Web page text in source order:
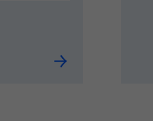
ALTERNANCE -